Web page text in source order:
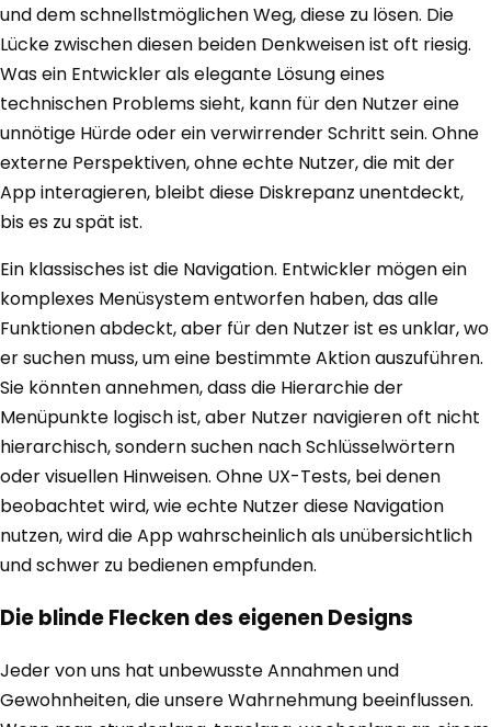
und dem schnellstmöglichen Weg, diese zu lösen. Die
Lücke zwischen diesen beiden Denkweisen ist oft riesig.
Was ein Entwickler als elegante Lösung eines
technischen Problems sieht, kann für den Nutzer eine
unnötige Hürde oder ein verwirrender Schritt sein. Ohne
externe Perspektiven, ohne echte Nutzer, die mit der
App interagieren, bleibt diese Diskrepanz unentdeckt,
bis es zu spät ist.
Ein klassisches ist die Navigation. Entwickler mögen ein
komplexes Menüsystem entworfen haben, das alle
Funktionen abdeckt, aber für den Nutzer ist es unklar, wo
er suchen muss, um eine bestimmte Aktion auszuführen.
Sie könnten annehmen, dass die Hierarchie der
Menüpunkte logisch ist, aber Nutzer navigieren oft nicht
hierarchisch, sondern suchen nach Schlüsselwörtern
oder visuellen Hinweisen. Ohne UX-Tests, bei denen
beobachtet wird, wie echte Nutzer diese Navigation
nutzen, wird die App wahrscheinlich als unübersichtlich
und schwer zu bedienen empfunden.
Die blinde Flecken des eigenen Designs
Jeder von uns hat unbewusste Annahmen und
Gewohnheiten, die unsere Wahrnehmung beeinflussen.